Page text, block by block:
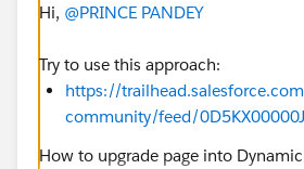
Hi, @PRINCE PANDEY
Try to use this approach:
https://
community/feed/
How to upgrade page into